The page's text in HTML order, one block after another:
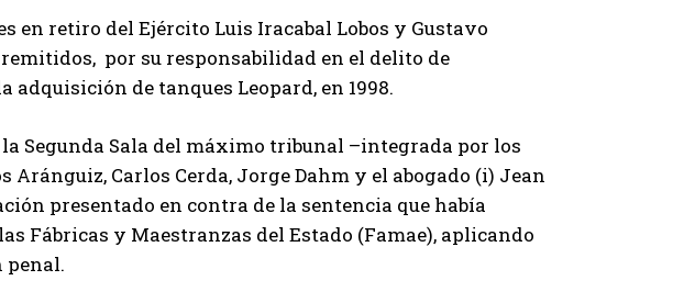
en retiro del Ejército Luis Iracabal Lobos y Gustavo
por su responsabilidad en el delito de
de tanques Leopard, en 1998.
Segunda Sala del máximo tribunal –integrada por los
Carlos Cerda, Jorge Dahm y el abogado (i) Jean
presentado en contra de la sentencia que había
Fábricas y Maestranzas del Estado (Famae), aplicando
penal.